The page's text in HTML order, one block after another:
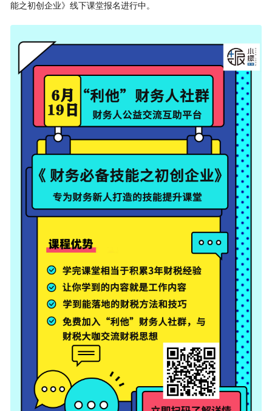
能之初创企业》线下课堂报名进行中。